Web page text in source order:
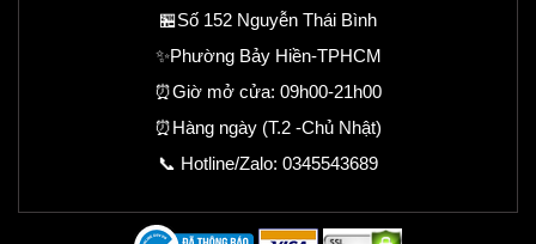
🏪Số 152 Nguyễn Thái Bình
✨Phường Bảy Hiền-TPHCM
⏰Giờ mở cửa: 09h00-21h00
⏰Hàng ngày (T.2 -Chủ Nhật)
📞 Hotline/Zalo: 0345543689